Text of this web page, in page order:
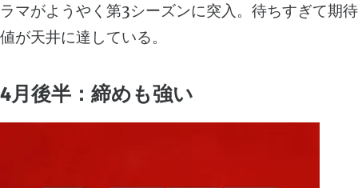
ラマがようやく第3シーズンに突入。待ちすぎて期待
値が天井に達している。
4月後半：締めも強い